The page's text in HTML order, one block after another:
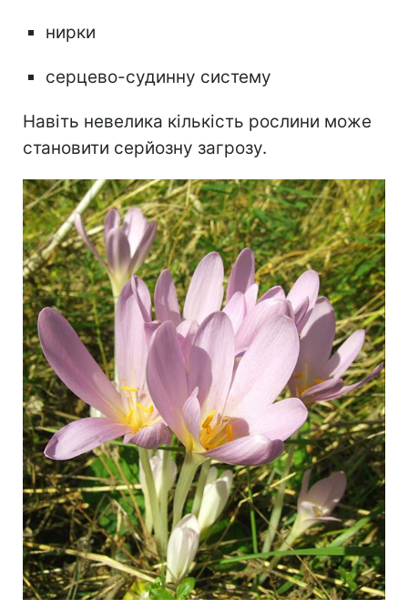
нирки
серцево-судинну систему
Навіть невелика кількість рослини може
становити серйозну загрозу.